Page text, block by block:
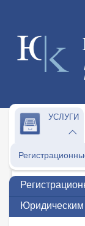
УСЛУГИ